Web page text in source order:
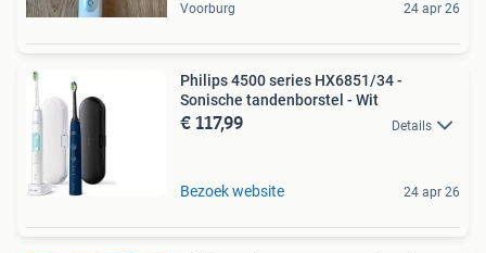
Voorburg 24 apr 26
Philips 4500 series HX6851/34 -
Sonische tandenborstel - Wit
€ 117,99 Details
Bezoek website 24 apr 26